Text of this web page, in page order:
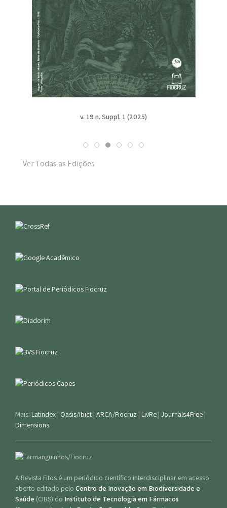
v. 19 n. Suppl. 1 (2025)
Ver Todas as Edições
Mais: Latindex | Oasis/Ibict | ARCA/Fiocruz | LivRe | Journals4Free |
Dimensions
A Revista Fitos é um periódico científico interdisciplinar em acesso
aberto editado pelo Centro de Inovação em Biodiversidade e
Saúde (CIBS) do Instituto de Tecnologia em Fármacos